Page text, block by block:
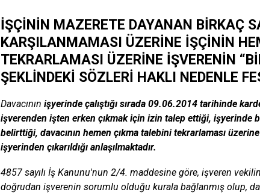
İŞÇİNİN MAZERETE DAYANAN BİRKAÇ
KARŞILANMAMASI ÜZERİNE İŞÇİNİN
TEKRARLAMASI ÜZERİNE İŞVERENİN
ŞEKLİNDEKİ SÖZLERİ HAKLI NEDENLE
Davacının işyerinde çalıştığı sırada 09.06.2014 tarihinde
işverenden işten erken çıkmak için izin talep ettiği, işyerinde
belirttiği, davacının hemen çıkma talebini tekrarlaması
işyerinden çıkarıldığı anlaşılmaktadır.
4857 sayılı İş Kanunu'nun 2/4. maddesine göre, işveren
doğrudan işverenin sorumlu olduğu kurala bağlanmış olup,